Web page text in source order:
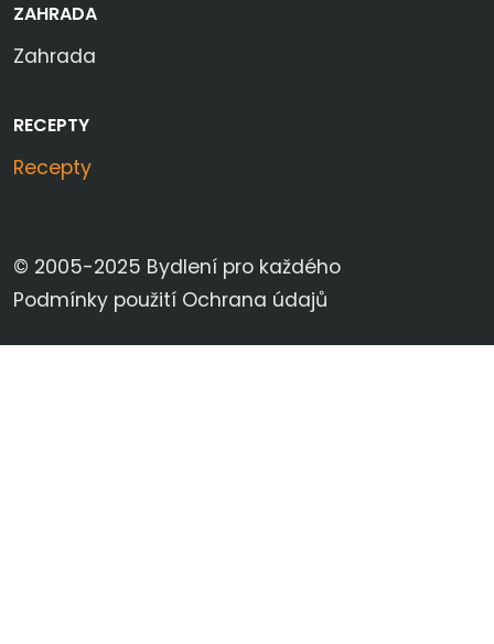
ZAHRADA
Zahrada
RECEPTY
Recepty
© 2005-2025 Bydlení pro každého
Podmínky použití Ochrana údajů